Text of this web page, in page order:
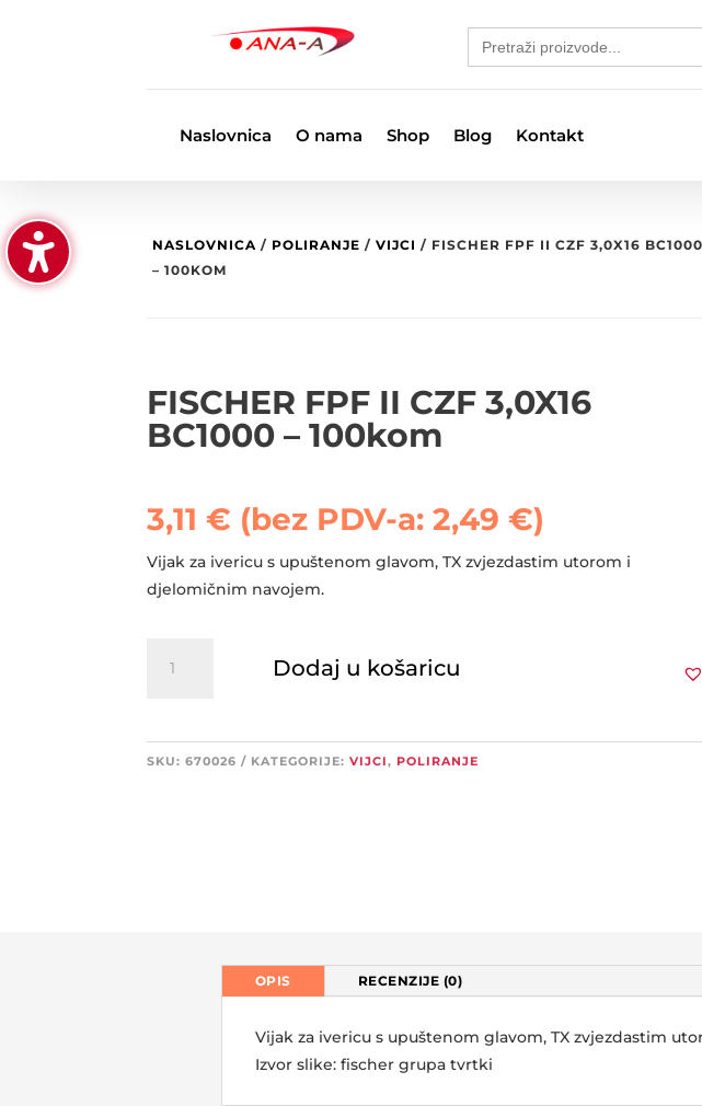
Search
for:
Naslovnica O nama Shop Blog Kontakt
NASLOVNICA / POLIRANJE /VIJCI / FISCHER FPF II CZF 3,0X16 BC1000
– 100KOM
FISCHER FPF II CZF 3,0X16
BC1000 – 100kom
3,11€ (bez PDV-a:2,49€)
Vijak za ivericu s upuštenom glavom, TX zvjezdastim utorom i
djelomičnim navojem.
FPF
Dodaj u košaricu
SKU:670026 KATEGORIJE:VIJCI, POLIRANJE
OPIS RECENZIJE (0)
Vijak za ivericu s upuštenom glavom, TX zvjezdastim
Izvor slike: fischer grupa tvrtki